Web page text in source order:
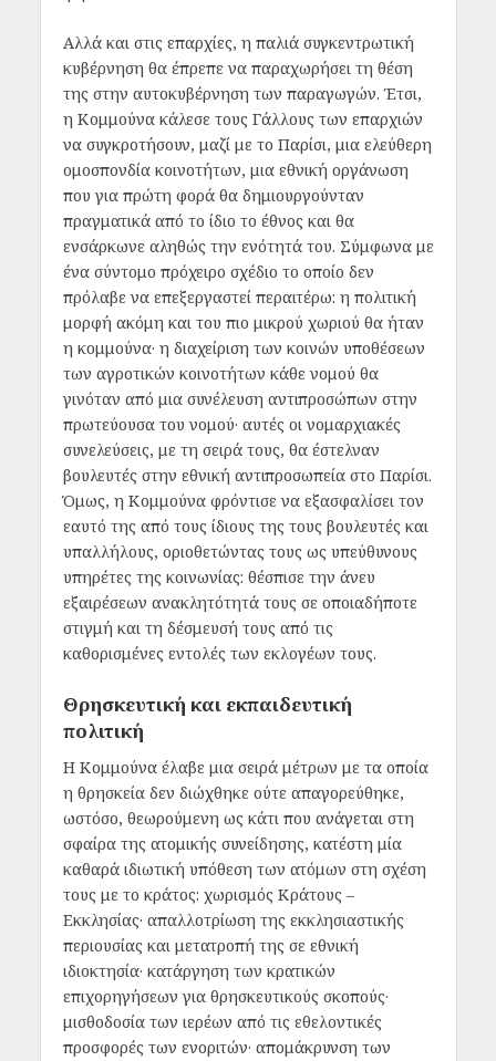
Αλλά και στις επαρχίες, η παλιά συγκεντρωτική
κυβέρνηση θα έπρεπε να παραχωρήσει τη θέση
της στην αυτοκυβέρνηση των παραγωγών. Έτσι,
η Κομμούνα κάλεσε τους Γάλλους των επαρχιών
να συγκροτήσουν, μαζί με το Παρίσι, μια ελεύθερη
ομοσπονδία κοινοτήτων, μια εθνική οργάνωση
που για πρώτη φορά θα δημιουργούνταν
πραγματικά από το ίδιο το έθνος και θα
ενσάρκωνε αληθώς την ενότητά του. Σύμφωνα με
ένα σύντομο πρόχειρο σχέδιο το οποίο δεν
πρόλαβε να επεξεργαστεί περαιτέρω: η πολιτική
μορφή ακόμη και του πιο μικρού χωριού θα ήταν
η κομμούνα· η διαχείριση των κοινών υποθέσεων
των αγροτικών κοινοτήτων κάθε νομού θα
γινόταν από μια συνέλευση αντιπροσώπων στην
πρωτεύουσα του νομού· αυτές οι νομαρχιακές
συνελεύσεις, με τη σειρά τους, θα έστελναν
βουλευτές στην εθνική αντιπροσωπεία στο Παρίσι.
Όμως, η Κομμούνα φρόντισε να εξασφαλίσει τον
εαυτό της από τους ίδιους της τους βουλευτές και
υπαλλήλους, οριοθετώντας τους ως υπεύθυνους
υπηρέτες της κοινωνίας: θέσπισε την άνευ
εξαιρέσεων ανακλητότητά τους σε οποιαδήποτε
στιγμή και τη δέσμευσή τους από τις
καθορισμένες εντολές των εκλογέων τους.
Θρησκευτική και εκπαιδευτική
πολιτική
Η Κομμούνα έλαβε μια σειρά μέτρων με τα οποία
η θρησκεία δεν διώχθηκε ούτε απαγορεύθηκε,
ωστόσο, θεωρούμενη ως κάτι που ανάγεται στη
σφαίρα της ατομικής συνείδησης, κατέστη μία
καθαρά ιδιωτική υπόθεση των ατόμων στη σχέση
τους με το κράτος: χωρισμός Κράτους –
Εκκλησίας· απαλλοτρίωση της εκκλησιαστικής
περιουσίας και μετατροπή της σε εθνική
ιδιοκτησία· κατάργηση των κρατικών
επιχορηγήσεων για θρησκευτικούς σκοπούς·
μισθοδοσία των ιερέων από τις εθελοντικές
προσφορές των ενοριτών· απομάκρυνση των